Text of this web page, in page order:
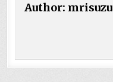
Author: